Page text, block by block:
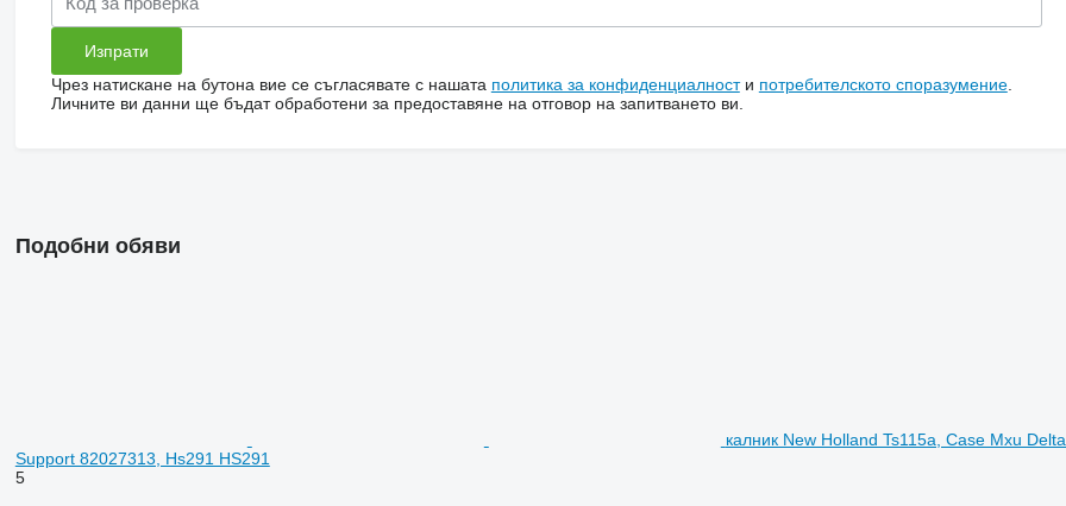
Чрез натискане на бутона вие се съгласявате с нашата политика за конфиденциалности потребителското споразумение.
Личните ви данни ще бъдат обработени за предоставяне на отговор на запитването ви.
Подобни обяви
калник New Holland Ts115a, Case Mxu
Support 82027313, Hs291 HS291
5